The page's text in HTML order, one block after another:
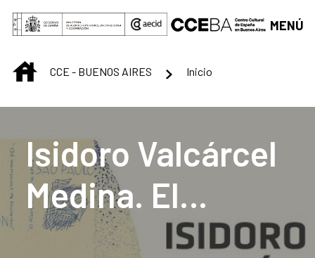
Saltar al contenido principal
MENÚ
INICIOCCE - BUENOS AIRES Inicio
Isidoro Valcárcel
Medina. El
transcurrir